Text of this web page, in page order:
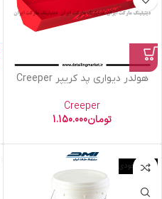
هولدر دیواری پد کریپر Creeper
Creeper
تومان1.150.000
اتمام موجودی